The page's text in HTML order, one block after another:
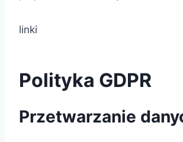
linki
Polityka GDPR
Przetwarzanie